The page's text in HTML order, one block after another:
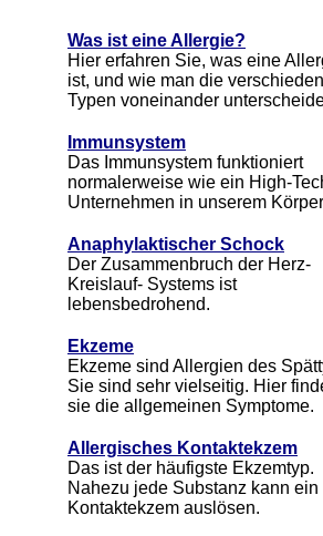
Was ist eine Allergie?
Hier erfahren Sie, was eine
ist, und wie man die
Typen voneinander
Immunsystem
Das Immunsystem funktioniert
normalerweise wie ein High-
Unternehmen in unserem
Anaphylaktischer Schock
Der Zusammenbruch der Herz-
Kreislauf- Systems ist
lebensbedrohend.
Ekzeme
Ekzeme sind Allergien des
Sie sind sehr vielseitig. Hier
sie die allgemeinen Symptome.
Allergisches Kontaktekzem
Das ist der häufigste Ekzemtyp.
Nahezu jede Substanz kann ein
Kontaktekzem auslösen.